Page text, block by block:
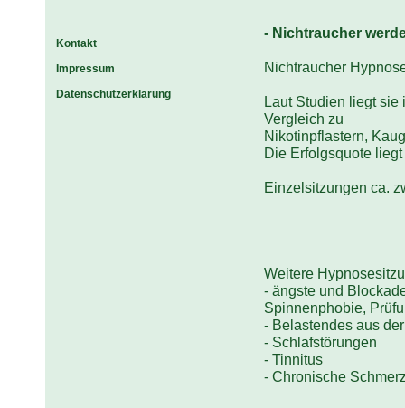
Kontakt
Impressum
Datenschutzerklärung
- Nichtraucher
Nichtraucher
Laut Studien liegt sie
Vergleich zu
Nikotinpflastern,
Die Erfolgsquote
Einzelsitzungen ca.
Weitere
- ängste und
Spinnenphobie,
- Belastendes aus
- Schlafstörungen
- Tinnitus
- Chronische